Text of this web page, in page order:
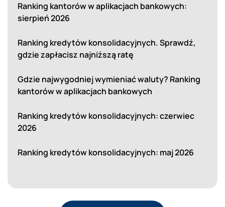
Ranking kantorów w aplikacjach bankowych:
sierpień 2026
Ranking kredytów konsolidacyjnych. Sprawdź,
gdzie zapłacisz najniższą ratę
Gdzie najwygodniej wymieniać waluty? Ranking
kantorów w aplikacjach bankowych
Ranking kredytów konsolidacyjnych: czerwiec
2026
Ranking kredytów konsolidacyjnych: maj 2026